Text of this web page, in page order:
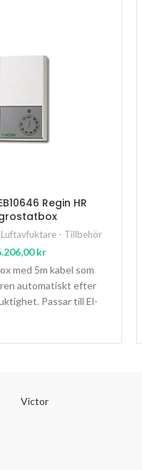
Regin HR
Luftavfuktare - Tillbehör
kr
med 5m kabel som
automatiskt efter
Passar till El-
Victor